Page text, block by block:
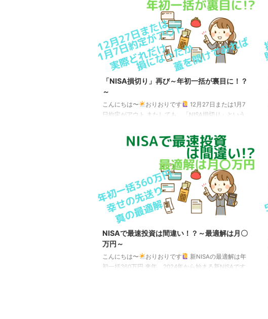
「NISA損切り」再び～年初一括が裏目に！？
～
こんにちは〜 おりおりです
12月27日または1月7
日約定がアウト またしても、「NISA損切り」という
一括した人が阿鼻叫喚になっているようです。 具体的
にはNISAの年初一括で最速になる12月27日と、クレ
カ積立の多く（毎月1日や3日など）や年末年始に注文
を入れた場合の1月7日が約定日となった場合です。 と
いうのも、NISAの非課税枠の消費は約定日（この日の
基準価額で売買）ではなく、受渡日（約定日から2営
業日後）が属する年度で行われるため、 今 ...
NISAで最速投資は間違い！？～最適解は月〇
万円～
こんにちは〜 おりおりです
新NISAの最適解は年
初一括360万円 来年、2024年から始まる新NISAです